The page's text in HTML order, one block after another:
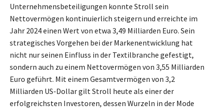
Unternehmensbeteiligungen konnte Stroll sein
Nettovermögen kontinuierlich steigern und erreichte im
Jahr 2024 einen Wert von etwa 3,49 Milliarden Euro. Sein
strategisches Vorgehen bei der Markenentwicklung hat
nicht nur seinen Einfluss in der Textilbranche gefestigt,
sondern auch zu einem Nettovermögen von 3,55 Milliarden
Euro geführt. Mit einem Gesamtvermögen von 3,2
Milliarden US-Dollar gilt Stroll heute als einer der
erfolgreichsten Investoren, dessen Wurzeln in der Mode